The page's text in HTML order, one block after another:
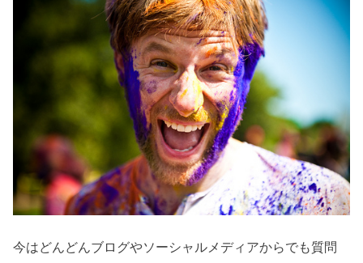
今はどんどんブログやソーシャルメディアからでも質問